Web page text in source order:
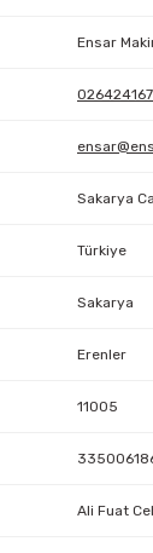
Ensar
Sakarya
Türkiye
Sakarya
Erenler
11005
Ali Fuat